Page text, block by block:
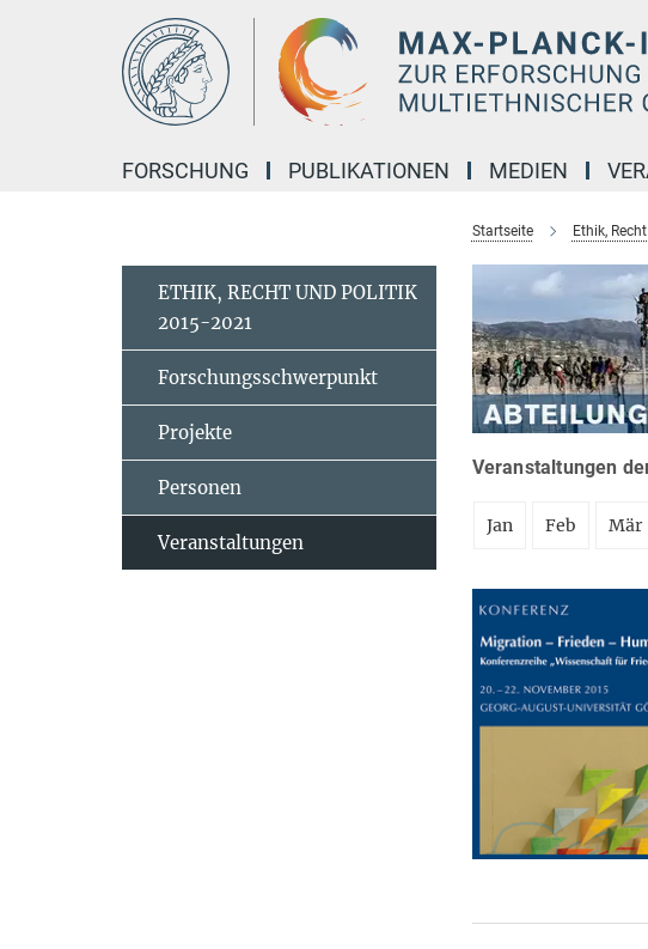
FORSCHUNG PUBLIKATIONEN MEDIEN
Startseite Ethik,
Veranstaltungen
Jan Feb Mär
ETHIK, RECHT UND POLITIK
2015-2021
Forschungsschwerpunkt
Projekte
Personen
Veranstaltungen